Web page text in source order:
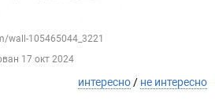
wall-105465044_3221
17 окт 2024
интересно / не интересно